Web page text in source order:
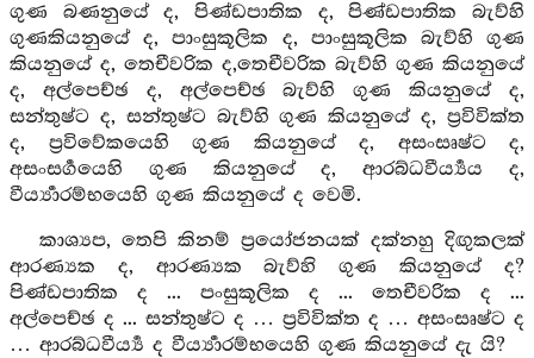
ගුණ බණනුයේ ද, පිණ්ඩපාතික ද, පිණ්ඩපාතික බැව්හි
ගුණකියනුයේ ද, පාංසුකූලික ද, පාංසුකූලික බැව්හි ගුණ
කියනුයේ ද, තෙචීවරික ද,තෙචීවරික බැව්හි ගුණ කියනුයේ
ද, අල්පෙච්ඡ ද, අල්පෙච්ඡ බැව්හි ගුණ කියනුයේ ද,
සන්තුෂ්ට ද, සන්තුෂ්ට බැව්හි ගුණ කියනුයේ ද, ප්‍රවිවික්ත
ද, ප්‍රවිවේකයෙහි ගුණ කියනුයේ ද, අසංසෘෂ්ට ද,
අසංසර්‍ගයෙහි ගුණ කියනුයේ ද, ආරබ්ධවීර්‍ය්‍යය ද,
වීර්‍ය්‍යාරම්භයෙහි ගුණ කියනුයේ ද වෙමි.
කාශ්‍යප, තෙපි කිනම් ප්‍රයෝජනයක් දක්නහු දිඟුකලක්
ආරණ්‍යක ද, ආරණ්‍යක බැව්හි ගුණ කියනුයේ ද?
පිණ්ඩපාතික ද ... පංසුකූලික ද ... තෙචීවරික ද ...
අල්පෙච්ඡ ද ... සන්තුෂ්ට ද … ප්‍රවිවික්ත ද … අසංසෘෂ්ට ද
… ආරබ්ධවීර්‍ය්‍ය ද වීර්‍ය්‍යාරම්භයෙහි ගුණ කියනුයේ දැ යි?